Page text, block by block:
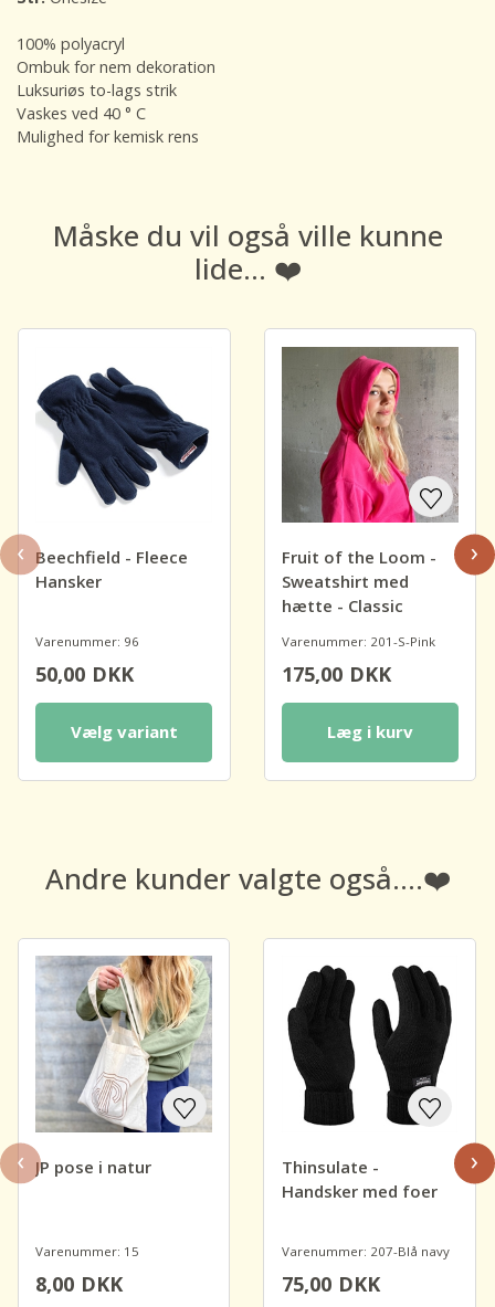
100% polyacryl
Ombuk for nem dekoration
Luksuriøs to-lags strik
Vaskes ved 40 ° C
Mulighed for kemisk rens
Måske du vil også ville kunne
lide... ❤️
Beechfield - Fleece
Hansker
Varenummer: 96
50,00DKK
Vælg variant
Fruit of the Loom -
Sweatshirt med
hætte - Classic
Varenummer: 201-S-Pink
175,00DKK
Læg i kurv
‹ ›
Andre kunder valgte også....❤️
JP pose i natur
Varenummer: 15
8,00DKK
Thinsulate -
Handsker med foer
Varenummer: 207-Blå navy
75,00DKK
‹ ›